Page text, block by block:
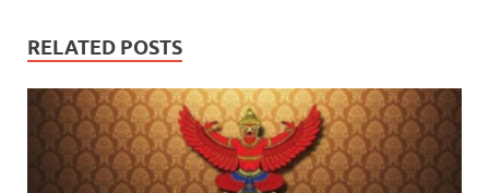
RELATED POSTS